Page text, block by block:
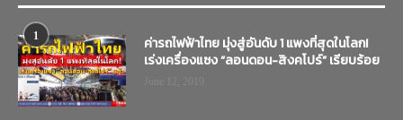
1
ค่ารถไฟฟ้าไทย มุ่งสู่อันดับ 1 แพงที่สุดในโลก!
เร่งเครื่องแซง “ลอนดอน-สิงคโปร์” เรียบร้อย